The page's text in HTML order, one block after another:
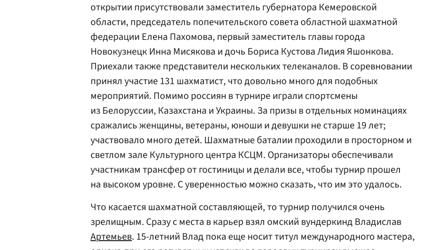
открытии присутствовали заместитель губернатора Кемеровской
области, председатель попечительского совета областной шахматной
федерации Елена Пахомова, первый заместитель главы города
Новокузнецк Инна Мисякова и дочь Бориса Кустова Лидия Яшонкова.
Приехали также представители нескольких телеканалов. В соревновании
принял участие 131 шахматист, что довольно много для подобных
мероприятий. Помимо россиян в турнире играли спортсмены
из Белоруссии, Казахстана и Украины. За призы в отдельных номинациях
сражались женщины, ветераны, юноши и девушки не старше 19 лет;
участвовало много детей. Шахматные баталии проходили в просторном и
светлом зале Культурного центра КСЦМ. Организаторы обеспечивали
участникам трансфер от гостиницы и делали все, чтобы турнир прошел
на высоком уровне. С уверенностью можно сказать, что им это удалось.
Что касается шахматной составляющей, то турнир получился очень
зрелищным. Сразу с места в карьер взял омский вундеркинд Владислав
Артемьев. 15-летний Влад пока еще носит титул международного мастера,